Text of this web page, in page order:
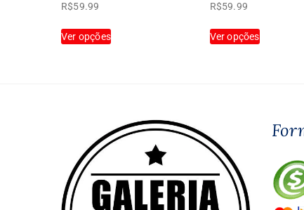
R$59.99
Ver opções
Este
produto
opções
podem
escolhidas
na
página
R$59.99
Ver opções
Este
produto
podem
página